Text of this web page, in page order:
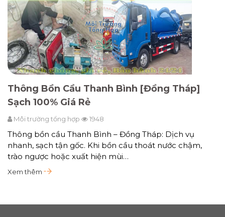
Thông Bồn Cầu Thanh Bình [Đồng Tháp]
Sạch 100% Giá Rẻ
Môi trường tổng hợp 1948
Thông bồn cầu Thanh Bình – Đồng Tháp: Dịch vụ
nhanh, sạch tận gốc. Khi bồn cầu thoát nước chậm,
trào ngược hoặc xuất hiện mùi…
Xem thêm